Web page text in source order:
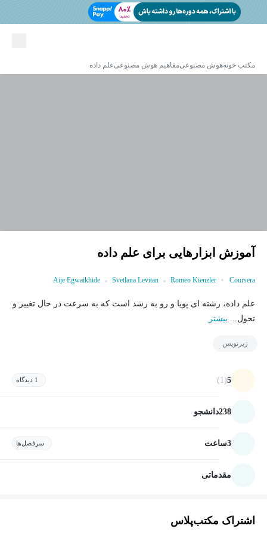
مکتب خونههوش مصنوعیمفاهیم هوش مصنوعیعلم داده
آموزش ابزارهایی برای علم داده
Coursera
Aije Egwaikhide Svetlana Levitan Romeo Kienzler
علم داده، رشته ای پویا و رو به رشد است که به سرعت در حال تغییر و
تحول... بیشتر
زیرنویس
5
(1) 1 دیدگاه
238دانشجو
3ساعت سرفصل‌ها
مقدماتی
اشتراک مکتب‌پلاس